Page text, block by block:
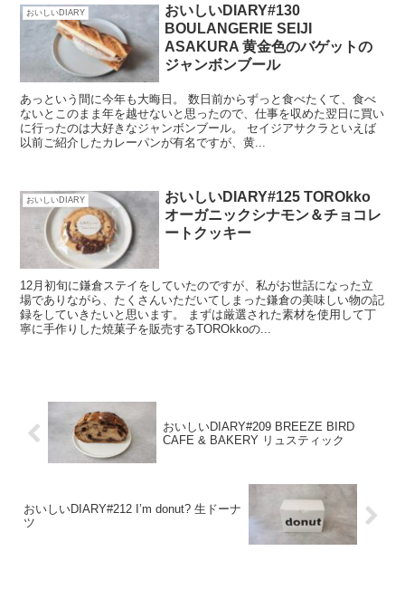
おいしいDIARY
おいしいDIARY#130
BOULANGERIE SEIJI
ASAKURA 黄金色のバゲットの
ジャンボンブール
あっという間に今年も大晦日。 数日前からずっと食べたくて、食べ
ないとこのまま年を越せないと思ったので、仕事を収めた翌日に買い
に行ったのは大好きなジャンボンブール。 セイジアサクラといえば
以前ご紹介したカレーパンが有名ですが、黄...
おいしいDIARY
おいしいDIARY#125 TOROkko
オーガニックシナモン＆チョコレ
ートクッキー
12月初旬に鎌倉ステイをしていたのですが、私がお世話になった立
場でありながら、たくさんいただいてしまった鎌倉の美味しい物の記
録をしていきたいと思います。 まずは厳選された素材を使用して丁
寧に手作りした焼菓子を販売するTOROkkoの...
おいしいDIARY#209 BREEZE BIRD
CAFE & BAKERY リュスティック
おいしいDIARY#212 I’m donut? 生ドーナ
ツ